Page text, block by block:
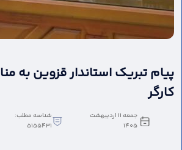
پیام تبریک استاندار قزوین به
کارگر
جمعه 11 اردیبهشت
1405
شناسه مطلب:
5155431